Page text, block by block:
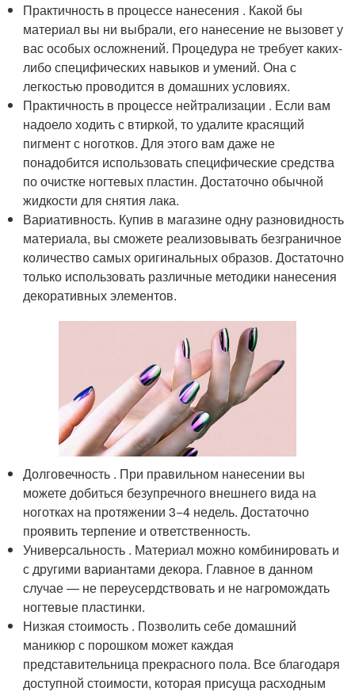
Практичность в процессе нанесения . Какой бы
материал вы ни выбрали, его нанесение не вызовет у
вас особых осложнений. Процедура не требует каких-
либо специфических навыков и умений. Она с
легкостью проводится в домашних условиях.
Практичность в процессе нейтрализации . Если вам
надоело ходить с втиркой, то удалите красящий
пигмент с ноготков. Для этого вам даже не
понадобится использовать специфические средства
по очистке ногтевых пластин. Достаточно обычной
жидкости для снятия лака.
Вариативность. Купив в магазине одну разновидность
материала, вы сможете реализовывать безграничное
количество самых оригинальных образов. Достаточно
только использовать различные методики нанесения
декоративных элементов.
Долговечность . При правильном нанесении вы
можете добиться безупречного внешнего вида на
ноготках на протяжении 3−4 недель. Достаточно
проявить терпение и ответственность.
Универсальность . Материал можно комбинировать и
с другими вариантами декора. Главное в данном
случае — не переусердствовать и не нагромождать
ногтевые пластинки.
Низкая стоимость . Позволить себе домашний
маникюр с порошком может каждая
представительница прекрасного пола. Все благодаря
доступной стоимости, которая присуща расходным